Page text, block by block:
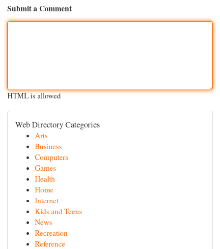
Submit a Comment
HTML is allowed
Web Directory Categories
Arts
Business
Computers
Games
Health
Home
Internet
Kids and Teens
News
Recreation
Reference